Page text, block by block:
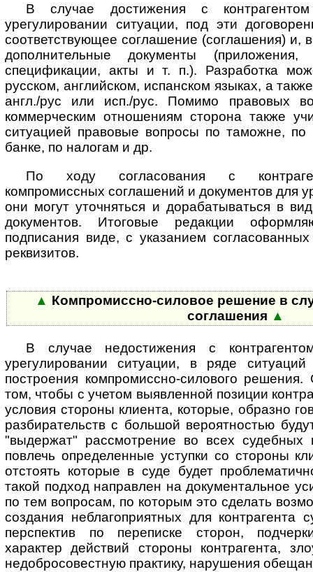
В случае достижения с
урегулировании ситуации, под эти
соответствующее соглашение (соглашения) и,
дополнительные документы (приложения,
спецификации, акты и т. п.). Разработка
русском, английском, испанском языках, а
англ./рус или исп./рус. Помимо правовых
коммерческим отношениям сторона также
ситуацией правовые вопросы по таможне,
банке, по налогам и др.
По ходу согласования с
компромиссных соглашений и документов для
они могут уточняться и дорабатываться в
документов. Итоговые редакции
подписания виде, с указанием
реквизитов.
▲ Компромиссно-силовое решение в
соглашения ▲
В случае недостижения с
урегулировании ситуации, в ряде
построения компромиссно-силового решения.
том, чтобы с учетом выявленной позиции
условия стороны клиента, которые, образно
разбирательств с большой вероятностью
"выдержат" рассмотрение во всех судебных
повлечь определенные уступки со стороны
отстоять которые в суде будет
такой подход направлен на документальное
по тем вопросам, по которым это сделать
создания неблагоприятных для контрагента
перспектив по переписке сторон,
характер действий стороны контрагента,
недобросовестную практику, нарушения